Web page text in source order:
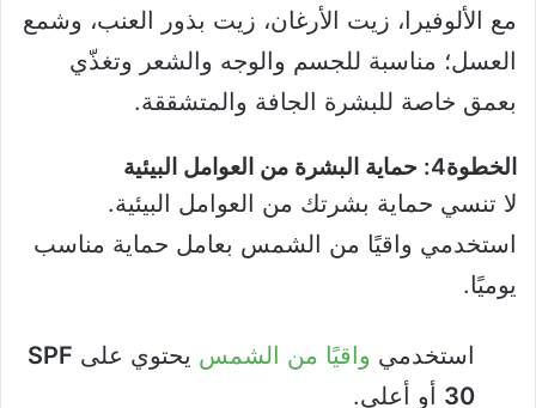
مع الألوفيرا، زيت الأرغان، زيت بذور العنب، وشمع
العسل؛ مناسبة للجسم والوجه والشعر وتغذّي
بعمق خاصة للبشرة الجافة والمتشققة.
الخطوة4: حماية البشرة من العوامل البيئية
لا تنسي حماية بشرتك من العوامل البيئية.
استخدمي واقيًا من الشمس بعامل حماية مناسب
يوميًا.
استخدمي واقيًا من الشمس يحتوي على SPF
30 أو أعلى.